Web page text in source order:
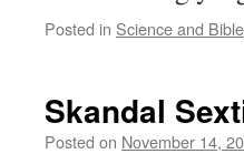
Posted in Science and Bible
Skandal
Posted on November 14,